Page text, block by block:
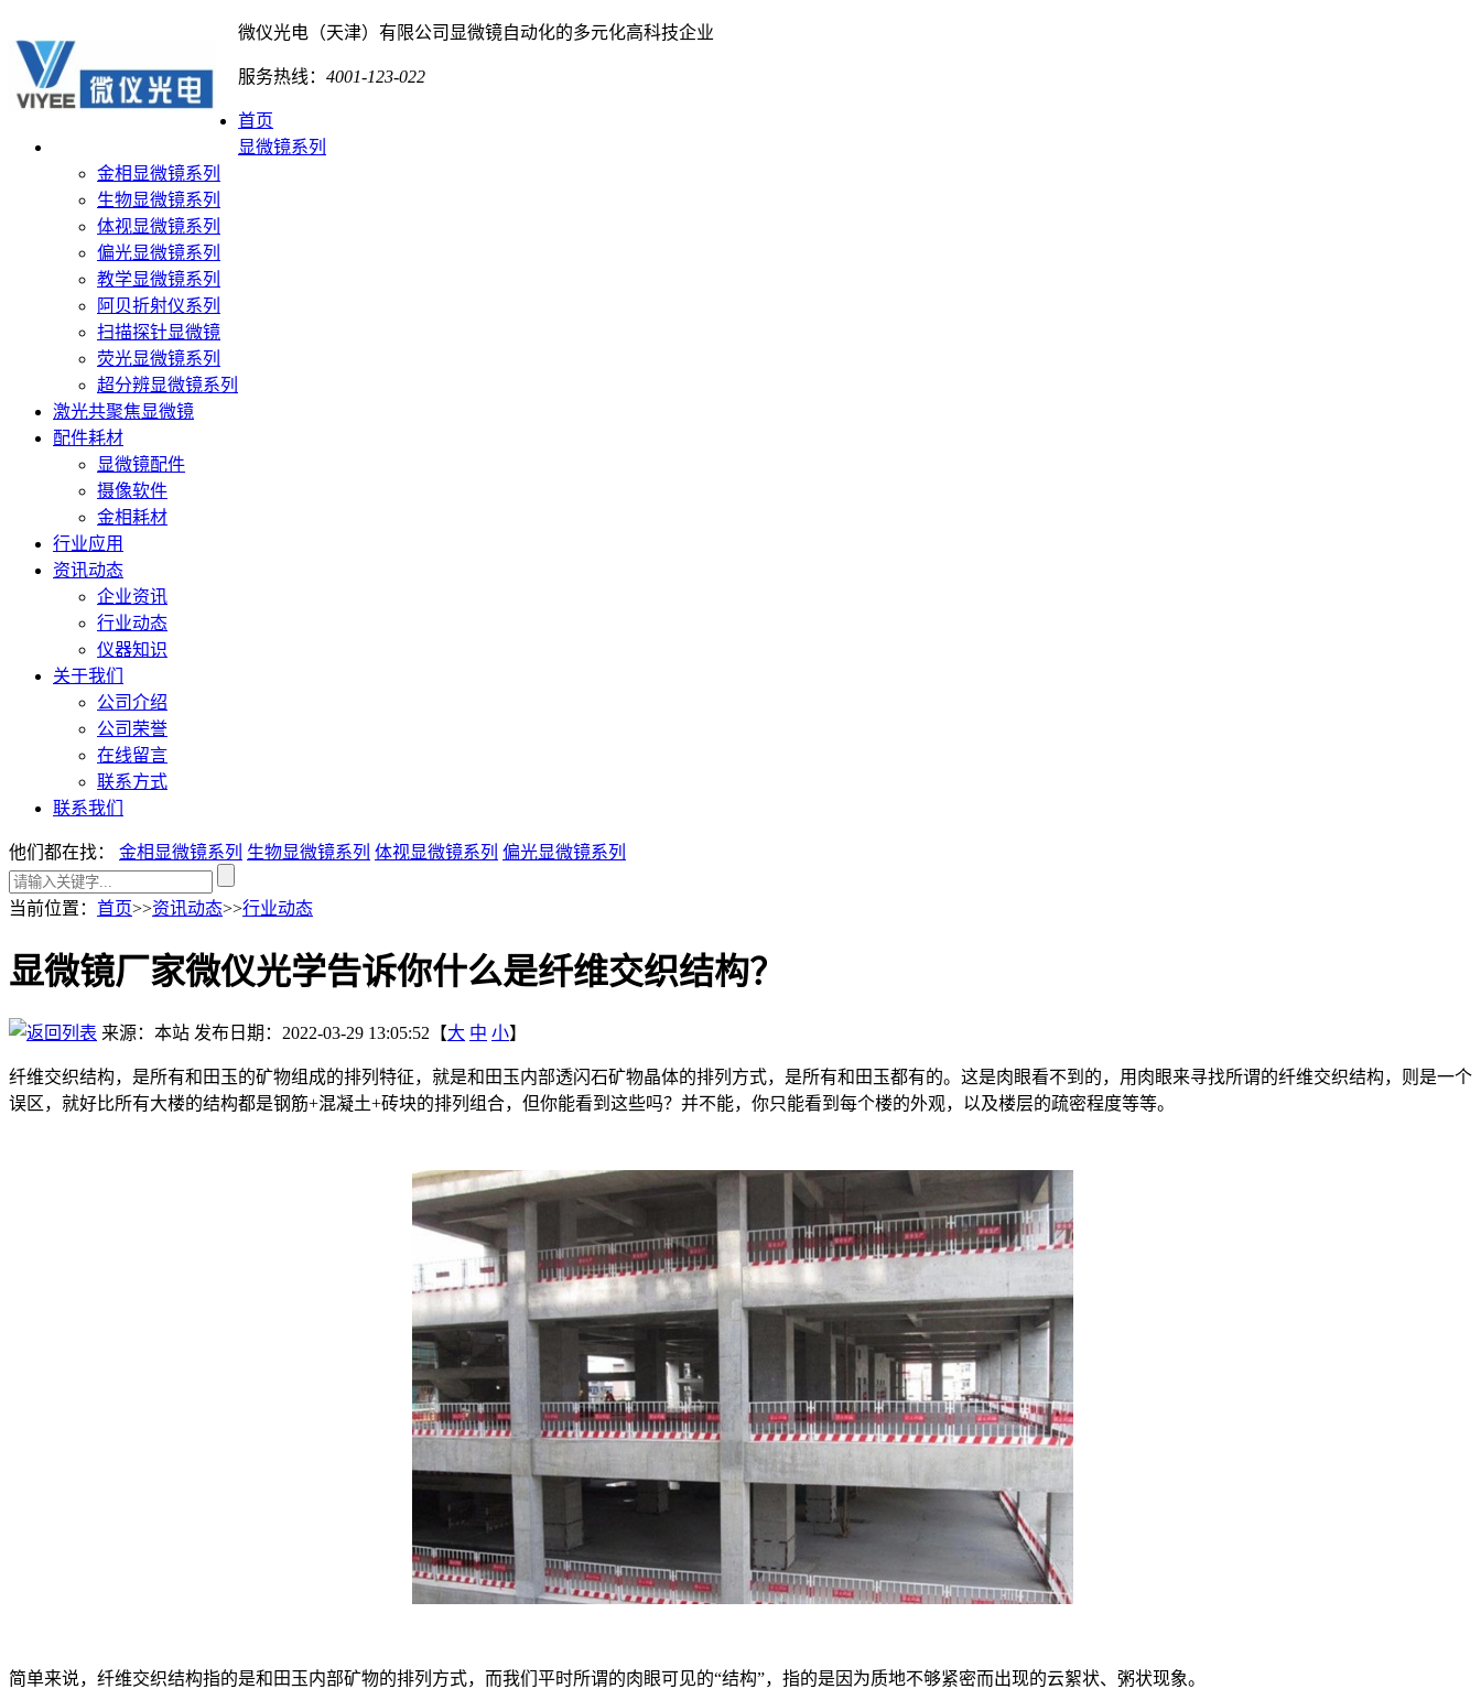
微仪光电（天津）有限公司 显微镜自动化的多元化高科技企业
服务热线： 4001-123-022
首页
显微镜系列
金相显微镜系列
生物显微镜系列
体视显微镜系列
偏光显微镜系列
教学显微镜系列
阿贝折射仪系列
扫描探针显微镜
荧光显微镜系列
超分辨显微镜系列
激光共聚焦显微镜
配件耗材
显微镜配件
摄像软件
金相耗材
行业应用
资讯动态
企业资讯
行业动态
仪器知识
关于我们
公司介绍
公司荣誉
在线留言
联系方式
联系我们
他们都在找： 金相显微镜系列 生物显微镜系列 体视显微镜系列 偏光显微镜系列
当前位置 ： 首页>>资讯动态>>行业动态
显微镜厂家微仪光学告诉你什么是纤维交织结构？
来源：本站 发布日期：2022-03-29 13:05:52【大 中 小】
纤维交织结构，是所有和田玉的矿物组成的排列特征，就是和田玉内部透闪石矿物晶体的排列方式，是所有和田玉都有的。这是肉眼看不到的，用肉眼来寻找所谓的纤维交织结构，则是一个
误区，就好比所有大楼的结构都是钢筋+混凝土+砖块的排列组合，但你能看到这些吗？并不能，你只能看到每个楼的外观，以及楼层的疏密程度等等。
简单来说，纤维交织结构指的是和田玉内部矿物的排列方式，而我们平时所谓的肉眼可见的“结构”，指的是因为质地不够紧密而出现的云絮状、粥状现象。